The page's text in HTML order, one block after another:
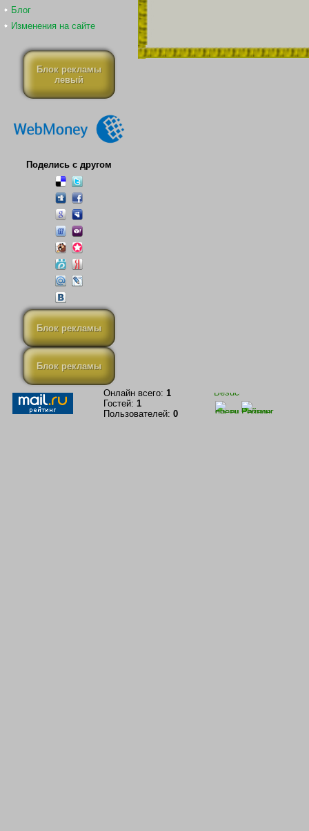
Блог
Изменения на сайте
Блок рекламы
левый
Поделись с другом
Блок рекламы
Блок рекламы
Онлайн всего: 1
Гостей: 1
Пользователей: 0